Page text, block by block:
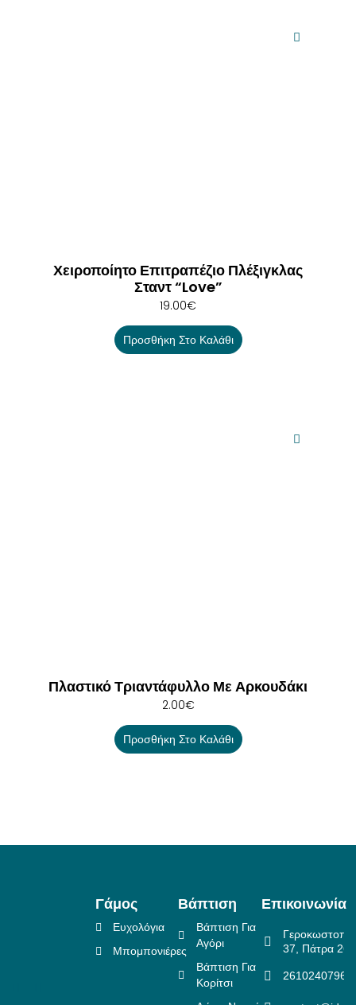
Χειροποίητο Επιτραπέζιο Πλέξιγκλας
Σταντ “Love”
19.00€
Προσθήκη Στο Καλάθι
Πλαστικό Τριαντάφυλλο Με Αρκουδάκι
2.00€
Προσθήκη Στο Καλάθι
Γάμος
Ευχολόγια
Μπομπονιέρες
Βάπτιση
Βάπτιση Για
Αγόρι
Βάπτιση Για
Κορίτσι
Επικοινωνία
37, Πάτρα
2610240796